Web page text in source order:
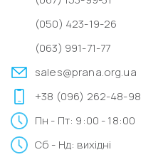
(050) 423-19-26
(063) 991-71-77
sales@prana.org.ua
+38 (096) 262-48-98
Пн - Пт: 9:00 - 18:00
Сб - Нд: вихідні